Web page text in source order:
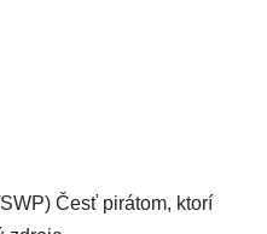
Česť pirátom, ktorí